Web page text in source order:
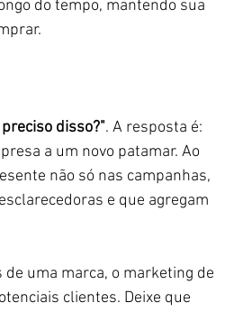
do tempo, mantendo sua
disso?". A resposta é:
a um novo patamar. Ao
não só nas campanhas,
e que agregam
uma marca, o marketing de
clientes. Deixe que